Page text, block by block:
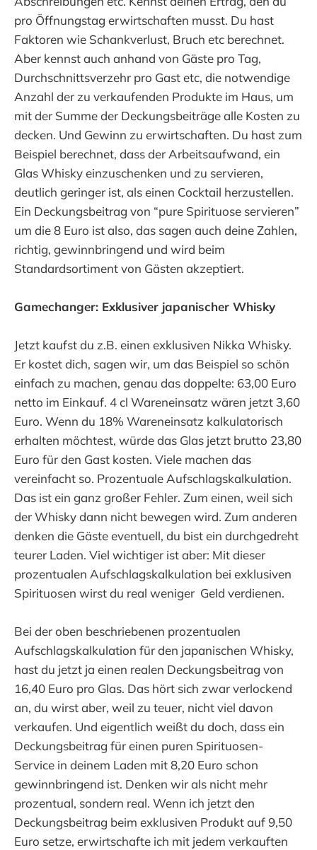
pro Öffnungstag erwirtschaften musst. Du hast
Faktoren wie Schankverlust, Bruch etc berechnet.
Aber kennst auch anhand von Gäste pro Tag,
Durchschnittsverzehr pro Gast etc, die notwendige
Anzahl der zu verkaufenden Produkte im Haus, um
mit der Summe der Deckungsbeiträge alle Kosten zu
decken. Und Gewinn zu erwirtschaften. Du hast zum
Beispiel berechnet, dass der Arbeitsaufwand, ein
Glas Whisky einzuschenken und zu servieren,
deutlich geringer ist, als einen Cocktail herzustellen.
Ein Deckungsbeitrag von “pure Spirituose servieren”
um die 8 Euro ist also, das sagen auch deine Zahlen,
richtig, gewinnbringend und wird beim
Standardsortiment von Gästen akzeptiert.
Gamechanger: Exklusiver japanischer Whisky
Jetzt kaufst du z.B. einen exklusiven Nikka Whisky.
Er kostet dich, sagen wir, um das Beispiel so schön
einfach zu machen, genau das doppelte: 63,00 Euro
netto im Einkauf. 4 cl Wareneinsatz wären jetzt 3,60
Euro. Wenn du 18% Wareneinsatz kalkulatorisch
erhalten möchtest, würde das Glas jetzt brutto 23,80
Euro für den Gast kosten. Viele machen das
vereinfacht so. Prozentuale Aufschlagskalkulation.
Das ist ein ganz großer Fehler. Zum einen, weil sich
der Whisky dann nicht bewegen wird. Zum anderen
denken die Gäste eventuell, du bist ein durchgedreht
teurer Laden. Viel wichtiger ist aber: Mit dieser
prozentualen Aufschlagskalkulation bei exklusiven
Spirituosen wirst du real weniger Geld verdienen.
Bei der oben beschriebenen prozentualen
Aufschlagskalkulation für den japanischen Whisky,
hast du jetzt ja einen realen Deckungsbeitrag von
16,40 Euro pro Glas. Das hört sich zwar verlockend
an, du wirst aber, weil zu teuer, nicht viel davon
verkaufen. Und eigentlich weißt du doch, dass ein
Deckungsbeitrag für einen puren Spirituosen-
Service in deinem Laden mit 8,20 Euro schon
gewinnbringend ist. Denken wir als nicht mehr
prozentual, sondern real. Wenn ich jetzt den
Deckungsbeitrag beim exklusiven Produkt auf 9,50
Euro setze, erwirtschafte ich mit jedem verkauften